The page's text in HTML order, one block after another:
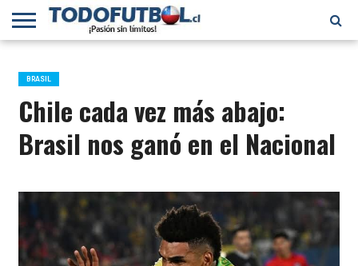
PRIMERA
B
SELECCIÓN
CHILENA
CHILENOS
EN EL
MUNDO
FÚTBOL
INTERNACIONAL
BRASIL
Chile cada vez más abajo:
Brasil nos ganó en el Nacional